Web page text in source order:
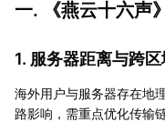
一. 《燕云十六声
1. 服务器距离与跨
海外用户与服务器存在地
路影响，需重点优化传输